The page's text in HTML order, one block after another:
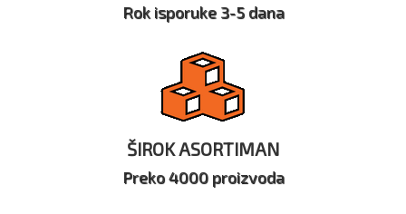
Rok isporuke 3-5 dana
ŠIROK ASORTIMAN
Preko 4000 proizvoda